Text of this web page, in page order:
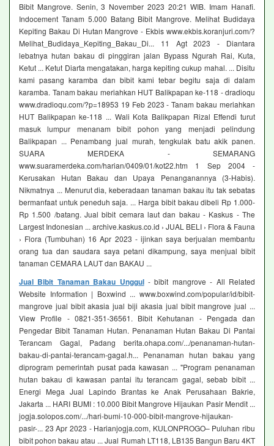
Bibit Mangrove. Senin, 3 November 2023 20:21 WIB. Imam Hanafi.
Indocement Tanam 5.000 Batang Bibit Mangrove. Melihat Budidaya
Kepiting Bakau Di Hutan Mangrove - Ekbis www.ekbis.koranjuri.com/?
Melihat_Budidaya_Kepiting_Bakau_Di... 11 Agt 2023 - Diantara
lebatnya hutan bakau di pinggiran jalan Bypass Ngurah Rai, Kuta,
Ketut ... Ketut Diarta mengatakan, harga kepiting cukup mahal. ... Disitu
kami pasang karamba dan bibit kami tebar begitu saja di dalam
karamba. Tanam bakau meriahkan HUT Balikpapan ke-118 - dradioqu
www.dradioqu.com/?p=18953 19 Feb 2023 - Tanam bakau meriahkan
HUT Balikpapan ke-118 ... Wali Kota Balikpapan Rizal Effendi turut
masuk lumpur menanam bibit pohon yang menjadi pelindung
Balikpapan ... Penambang jual murah, tengkulak batu akik panen.
SUARA MERDEKA - SEMARANG
www.suaramerdeka.com/harian/0409/01/kot22.htm 1 Sep 2004 -
Kerusakan Hutan Bakau dan Upaya Penanganannya (3-Habis).
Nikmatnya ... Menurut dia, keberadaan tanaman bakau itu tak sebatas
bermanfaat untuk peneduh saja. ... Harga bibit bakau dibeli Rp 1.000-
Rp 1.500 /batang. Jual bibit cemara laut dan bakau - Kaskus - The
Largest Indonesian ... archive.kaskus.co.id › JUAL BELI › Flora & Fauna
› Flora (Tumbuhan) 16 Apr 2023 - ijinkan saya berjualan membantu
orang tua dan saudara saya petani dikampung, saya menjual bibit
tanaman CEMARA LAUT dan BAKAU ...
Jual Bibit Tanaman Bakau Unggul- bibit mangrove - All Related
Website Information | Boxwind ... www.boxwind.com/popular/id/bibit-
mangrove jual bibit akasia jual biji akasia jual bibit mangrove jual ...
View Profile - 0821-351-36561. Bibit Kehutanan - Pengada dan
Pengedar Bibit Tanaman Hutan. Penanaman Hutan Bakau Di Pantai
Terancam Gagal, Padang berita.ohapa.com/.../penanaman-hutan-
bakau-di-pantai-terancam-gagal.h... Penanaman hutan bakau yang
diprogram pemerintah pusat pada kawasan ... "Program penanaman
hutan bakau di kawasan pantai itu terancam gagal, sebab bibit ...
Energi Mega Jual Lapindo Brantas ke Anak Perusahaan Bakrie,
Jakarta ... HARI BUMI : 10.000 Bibit Mangrove Hijaukan Pasir Mendit ...
jogja.solopos.com/.../hari-bumi-10-000-bibit-mangrove-hijaukan-
pasir-... 23 Apr 2023 - Harianjogja.com, KULONPROGO– Puluhan ribu
bibit pohon bakau atau ... Jual Rumah LT118, LB135 Bangun Baru 4KT